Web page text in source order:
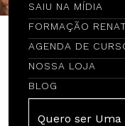
SAIU NA MÍDIA
FORMAÇÃO
AGENDA DE
NOSSA LOJA
BLOG
Quero ser